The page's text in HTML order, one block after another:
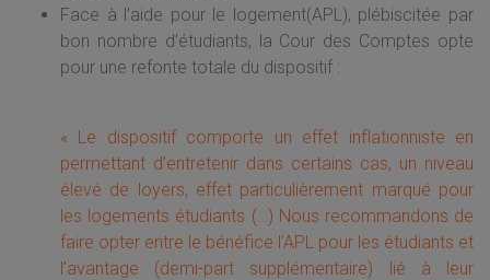
Face à l’aide pour le logement(APL), plébiscitée par
bon nombre d’étudiants, la Cour des Comptes opte
pour une refonte totale du dispositif :
« Le dispositif comporte un effet inflationniste en
permettant d’entretenir dans certains cas, un niveau
élevé de loyers, effet particulièrement marqué pour
les logements étudiants (…) Nous recommandons de
faire opter entre le bénéfice l’APL pour les étudiants et
l’avantage (demi-part supplémentaire) lié à leur